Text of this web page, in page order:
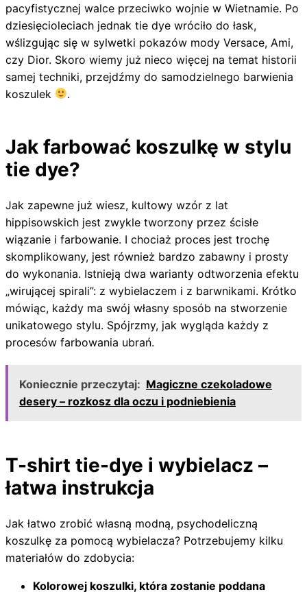
pacyfistycznej walce przeciwko wojnie w Wietnamie. Po
dziesięcioleciach jednak tie dye wróciło do łask,
wślizgując się w sylwetki pokazów mody Versace, Ami,
czy Dior. Skoro wiemy już nieco więcej na temat historii
samej techniki, przejdźmy do samodzielnego barwienia
koszulek
.
Jak farbować koszulkę w stylu
tie dye?
Jak zapewne już wiesz, kultowy wzór z lat
hippisowskich jest zwykle tworzony przez ścisłe
wiązanie i farbowanie. I chociaż proces jest trochę
skomplikowany, jest również bardzo zabawny i prosty
do wykonania. Istnieją dwa warianty odtworzenia efektu
„wirującej spirali”: z wybielaczem i z barwnikami. Krótko
mówiąc, każdy ma swój własny sposób na stworzenie
unikatowego stylu. Spójrzmy, jak wygląda każdy z
procesów farbowania ubrań.
Koniecznie przeczytaj: Magiczne czekoladowe
desery – rozkosz dla oczu i podniebienia
T-shirt tie-dye i wybielacz –
łatwa instrukcja
Jak łatwo zrobić własną modną, psychodeliczną
koszulkę za pomocą wybielacza? Potrzebujemy kilku
materiałów do zdobycia:
Kolorowej koszulki, która zostanie poddana